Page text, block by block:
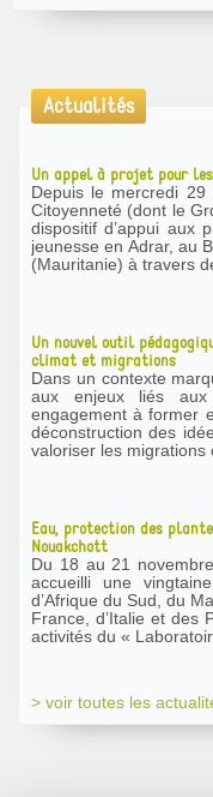
Actualités
Un appel à projet pour
Depuis le mercredi
Citoyenneté (dont le
dispositif d’appui aux
jeunesse en Adrar, au
(Mauritanie) à travers
Un nouvel outil
climat et migrations
Dans un contexte
aux enjeux liés
engagement à former
déconstruction des
valoriser les migrations
Eau, protection des
Nouakchott
Du 18 au 21
accueilli une
d’Afrique du Sud, du
France, d’Italie et des
activités du «
> voir toutes les